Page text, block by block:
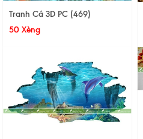
Tranh Cá 3D PC (469)
50 Xèng